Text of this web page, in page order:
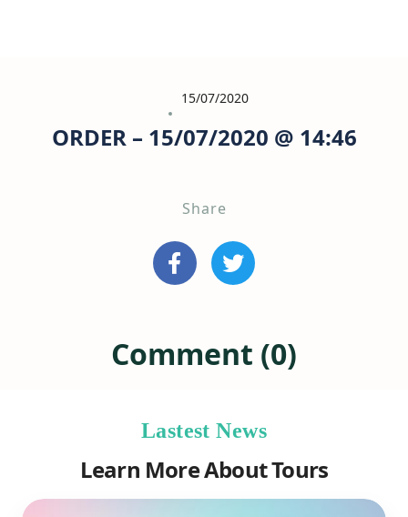
15/07/2020
ORDER – 15/07/2020 @ 14:46
Share
Comment (0)
Lastest News
Learn More About Tours